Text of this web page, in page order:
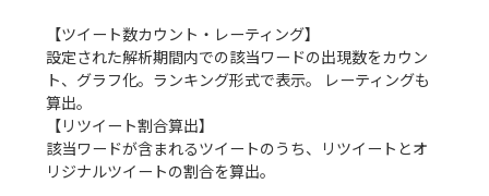
【ツイート数カウント・レーティング】
設定された解析期間内での該当ワードの出現数をカウン
ト、グラフ化。ランキング形式で表示。 レーティングも
算出。
【リツイート割合算出】
該当ワードが含まれるツイートのうち、リツイートとオ
リジナルツイートの割合を算出。